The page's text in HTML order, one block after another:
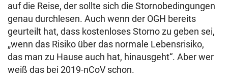
auf die Reise, der sollte sich die Stornobedingungen
genau durchlesen. Auch wenn der OGH bereits
geurteilt hat, dass kostenloses Storno zu geben sei,
„wenn das Risiko über das normale Lebensrisiko,
das man zu Hause auch hat, hinausgeht“. Aber wer
weiß das bei 2019-nCoV schon.